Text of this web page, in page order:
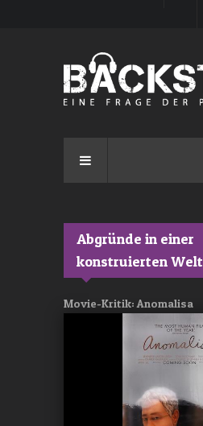
Abgründe in einer
konstruierten Welt
Movie-Kritik: Anomalisa